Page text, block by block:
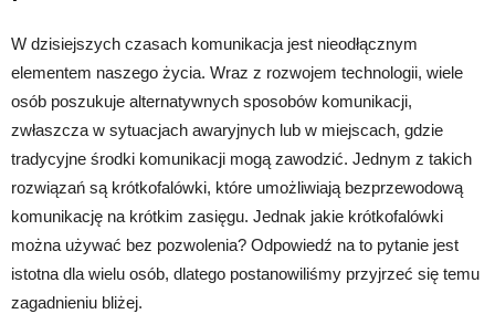
W dzisiejszych czasach komunikacja jest nieodłącznym
elementem naszego życia. Wraz z rozwojem technologii, wiele
osób poszukuje alternatywnych sposobów komunikacji,
zwłaszcza w sytuacjach awaryjnych lub w miejscach, gdzie
tradycyjne środki komunikacji mogą zawodzić. Jednym z takich
rozwiązań są krótkofalówki, które umożliwiają bezprzewodową
komunikację na krótkim zasięgu. Jednak jakie krótkofalówki
można używać bez pozwolenia? Odpowiedź na to pytanie jest
istotna dla wielu osób, dlatego postanowiliśmy przyjrzeć się temu
zagadnieniu bliżej.